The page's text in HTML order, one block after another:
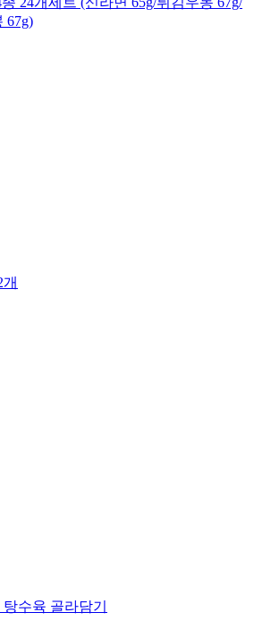
24개세트 (신라면 65g/튀김우동 67g/
67g)
개
수육 골라담기